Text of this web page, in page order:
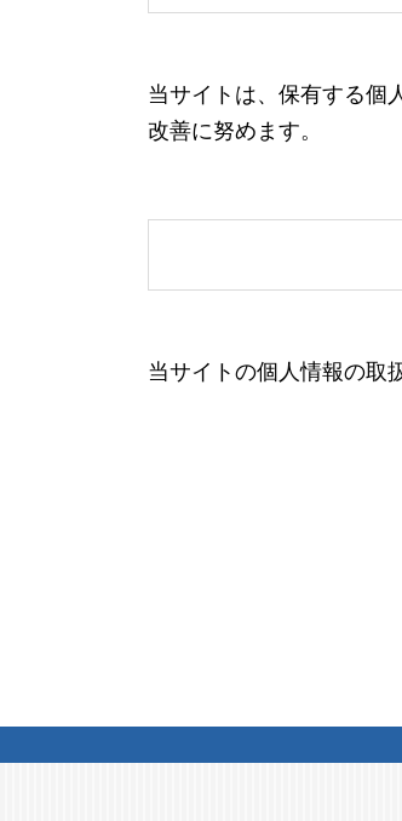
当サイトは、保有する個
改善に努めます。
当サイトの個人情報の取